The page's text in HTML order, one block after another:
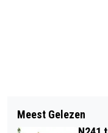
PASEN 2023:
BLOEMEN
ARTIANCE
Meest Gelezen